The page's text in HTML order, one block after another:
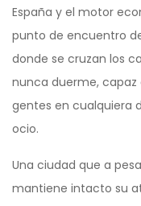
España y el motor
punto de encuentro
donde se cruzan los
nunca duerme,
gentes en cualquiera
ocio.
Una ciudad que a
mantiene intacto su